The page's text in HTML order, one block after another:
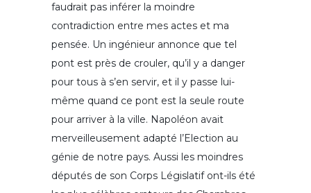
faudrait pas inférer la moindre
contradiction entre mes actes et ma
pensée. Un ingénieur annonce que tel
pont est près de crouler, qu’il y a danger
pour tous à s’en servir, et il y passe lui-
même quand ce pont est la seule route
pour arriver à la ville. Napoléon avait
merveilleusement adapté l’Election au
génie de notre pays. Aussi les moindres
députés de son Corps Législatif ont-ils été